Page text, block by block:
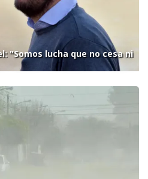
"Somos lucha que no cesa ni